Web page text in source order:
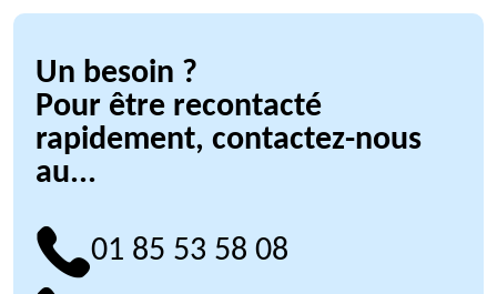
Un besoin ?
Pour être recontacté
rapidement, contactez-nous
au...
01 85 53 58 08